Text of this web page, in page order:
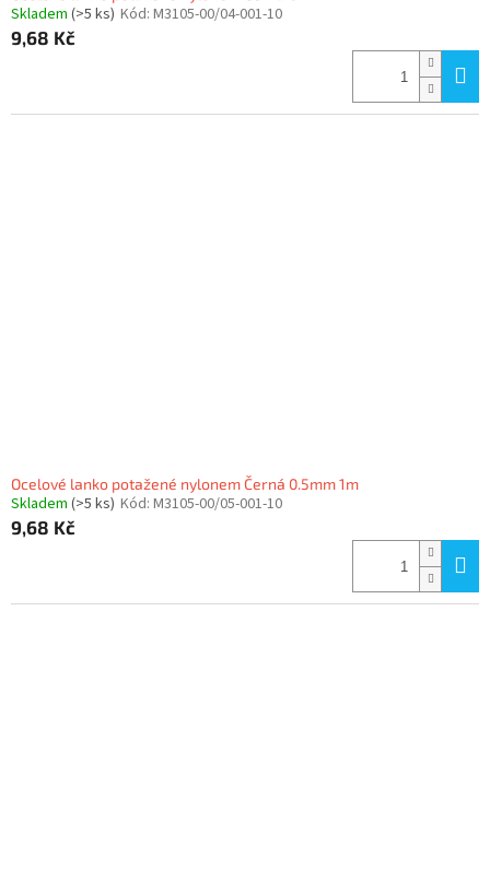
Skladem (>5 ks) Kód: M3105-00/04-001-10
9,68 Kč
Ocelové lanko potažené nylonem Černá 0.5mm 1m
Skladem (>5 ks) Kód: M3105-00/05-001-10
9,68 Kč